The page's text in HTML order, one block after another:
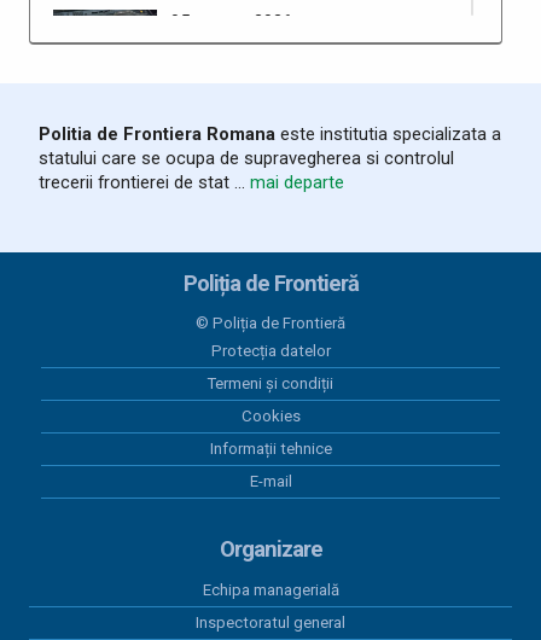
05 august 2026
Bunuri accizabile descoperite și
03 august 2026
România și Republica Moldova
consolidează cooperarea pentru
03 august 2026
Trafic intens la frontiera cu
Republica Moldova. Măsuri pentru
reducerea timpilor de așteptare
03 august 2026
Autoturism și plăcuțe de înmatriculare căutate de
autorităţile spaniole, indisponibilizate la Albița
03 august 2026
de polițiștii de frontieră ieșeni
03 august 2026
Politia de Frontiera Romana este institutia specializata a
statului care se ocupa de supravegherea si controlul
trecerii frontierei de stat ... mai departe
Poliția de Frontieră
© Poliția de Frontieră
Protecția datelor
Termeni și condiții
Cookies
Informații tehnice
E-mail
Organizare
Echipa managerială
Inspectoratul general